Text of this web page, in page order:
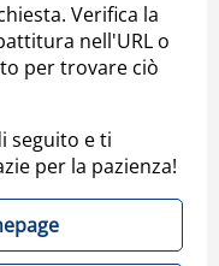
Verifica la
nell'URL o
per trovare ciò
seguito e ti
per la pazienza!